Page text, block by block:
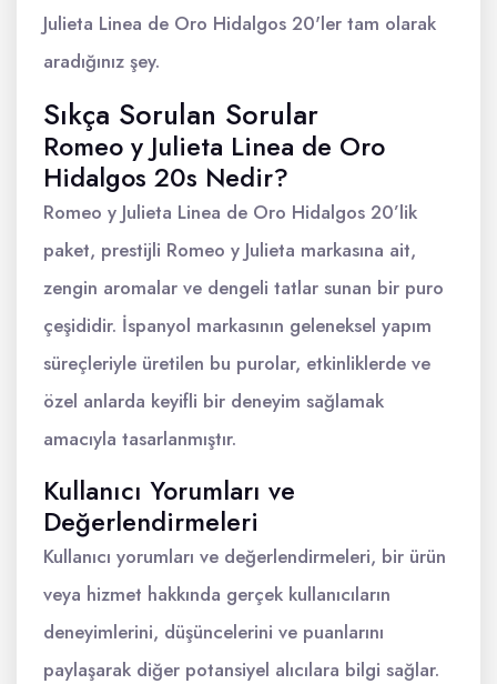
Julieta Linea de Oro Hidalgos 20'ler tam olarak
aradığınız şey.
Sıkça Sorulan Sorular
Romeo y Julieta Linea de Oro
Hidalgos 20s Nedir?
Romeo y Julieta Linea de Oro Hidalgos 20’lik
paket, prestijli Romeo y Julieta markasına ait,
zengin aromalar ve dengeli tatlar sunan bir puro
çeşididir. İspanyol markasının geleneksel yapım
süreçleriyle üretilen bu purolar, etkinliklerde ve
özel anlarda keyifli bir deneyim sağlamak
amacıyla tasarlanmıştır.
Kullanıcı Yorumları ve
Değerlendirmeleri
Kullanıcı yorumları ve değerlendirmeleri, bir ürün
veya hizmet hakkında gerçek kullanıcıların
deneyimlerini, düşüncelerini ve puanlarını
paylaşarak diğer potansiyel alıcılara bilgi sağlar.